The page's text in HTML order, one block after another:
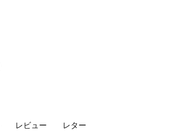
レビュー レター